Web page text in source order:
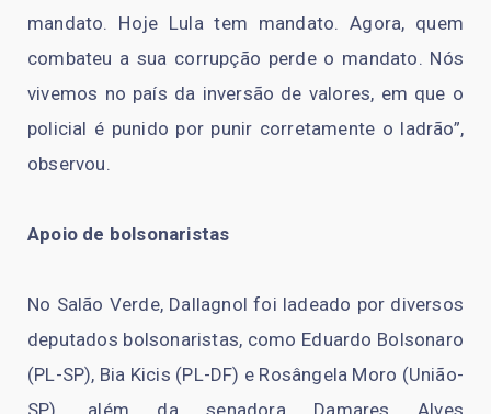
mandato. Hoje Lula tem mandato. Agora, quem
combateu a sua corrupção perde o mandato. Nós
vivemos no país da inversão de valores, em que o
policial é punido por punir corretamente o ladrão”,
observou.
Apoio de bolsonaristas
No Salão Verde, Dallagnol foi ladeado por diversos
deputados bolsonaristas, como Eduardo Bolsonaro
(PL-SP), Bia Kicis (PL-DF) e Rosângela Moro (União-
SP), além da senadora Damares Alves